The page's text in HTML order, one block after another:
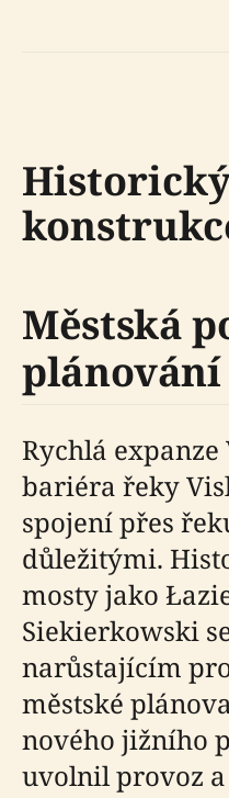
Městská
plánování
Rychlá
bariéra řeky
spojení přes
důležitými.
mosty jako
Siekierkowski
narůstajícím
městské
nového jižního
uvolnil provoz